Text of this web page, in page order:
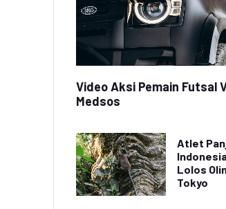
Video Aksi Pemain Futsal
Medsos
Atlet
Lolos
Tokyo